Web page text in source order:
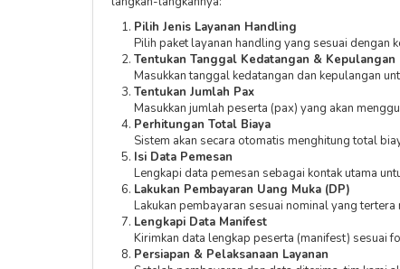
Pilih Jenis Layanan Handling
Pilih paket layanan handling yang sesuai dengan
Tentukan Tanggal Kedatangan & Kepulangan
Masukkan tanggal kedatangan dan kepulangan
Tentukan Jumlah Pax
Masukkan jumlah peserta (pax) yang akan
Perhitungan Total Biaya
Sistem akan secara otomatis menghitung total
Isi Data Pemesan
Lengkapi data pemesan sebagai kontak utama
Lakukan Pembayaran Uang Muka (DP)
Lakukan pembayaran sesuai nominal yang
Lengkapi Data Manifest
Kirimkan data lengkap peserta (manifest) sesuai
Persiapan & Pelaksanaan Layanan